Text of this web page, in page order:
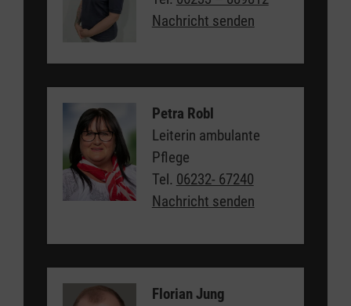
Nachricht senden
Petra Robl
Leiterin ambulante
Pflege
Tel. 06232- 67240
Nachricht senden
Florian Jung